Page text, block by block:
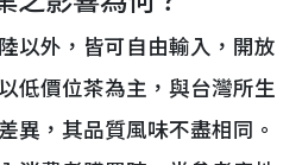
外，皆可自由輸入，開放
低價位茶為主，與台灣所生
異，其品質風味不盡相同。